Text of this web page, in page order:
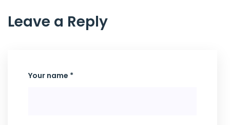
Leave a Reply
Your name *